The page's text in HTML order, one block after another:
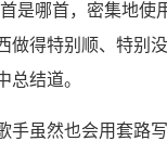
是哪首，密集地
做得特别顺、特别
总结道。
手虽然也会用套路